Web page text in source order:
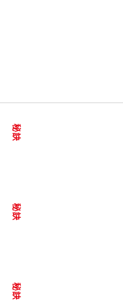
秘訣
秘訣
秘訣